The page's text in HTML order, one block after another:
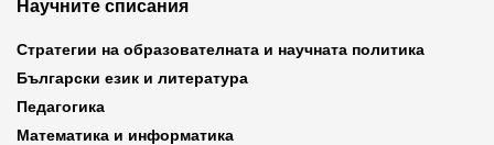
Научните списания
Стратегии на образователната и научната политика
Български език и литература
Педагогика
Математика и информатика